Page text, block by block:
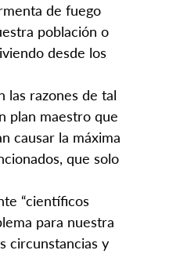
de fuego
población o
desde los
las razones de tal
plan maestro que
causar la máxima
que solo
“científicos
para nuestra
circunstancias y